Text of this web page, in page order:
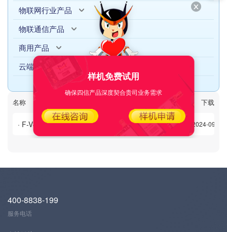
物联网行业产品
物联通信产品
商用产品
云端产品
名称 下载
· F-V400产品技术规格书V1.0.2 2024-09-09
400-8838-199
服务电话
样机免费试用
确保四信产品深度契合贵司业务需求